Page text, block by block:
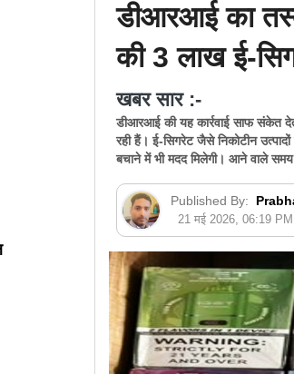
डीआरआई का
की 3 लाख ई-
खबर सार :-
डीआरआई की यह कार्रवाई साफ संकेत
रही हैं। ई-सिगरेट जैसे निकोटीन
बचाने में भी मदद मिलेगी। आने वाले
Published By:
21 मई 2026, 06:19 PM